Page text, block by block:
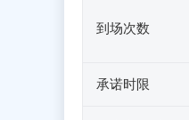
到场次数
承诺时限